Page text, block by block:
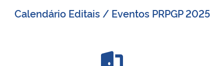
Calendário Editais / Eventos PRPGP 2025